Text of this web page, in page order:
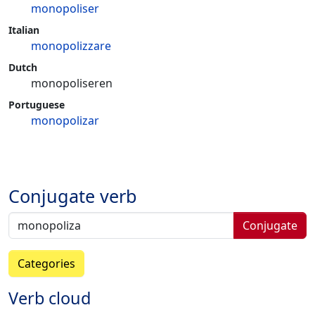
monopoliser
Italian
monopolizzare
Dutch
monopoliseren
Portuguese
monopolizar
Conjugate verb
Conjugate
Categories
Verb cloud